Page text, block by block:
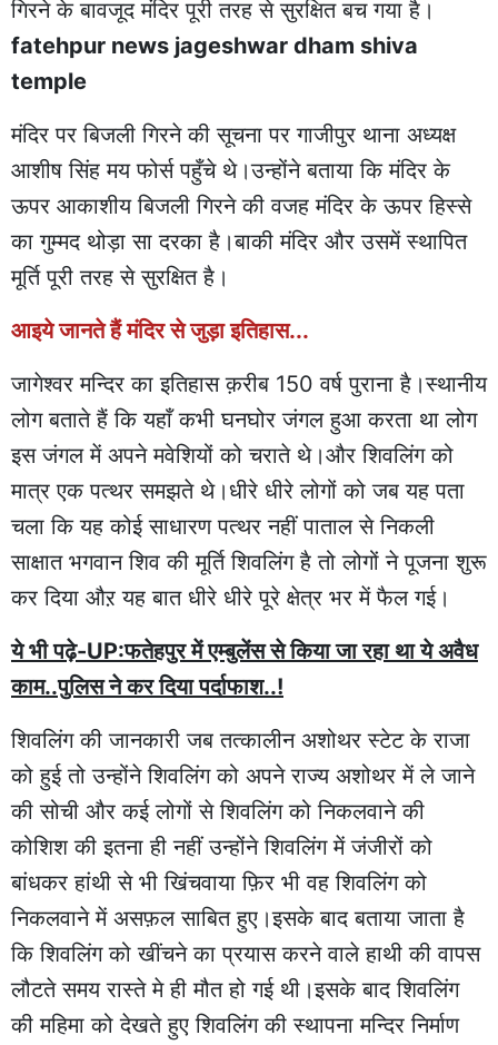
गिरने के बावजूद मंदिर पूरी तरह से सुरक्षित बच गया है।
fatehpur news jageshwar dham shiva
temple
मंदिर पर बिजली गिरने की सूचना पर गाजीपुर थाना अध्यक्ष
आशीष सिंह मय फोर्स पहुँचे थे।उन्होंने बताया कि मंदिर के
ऊपर आकाशीय बिजली गिरने की वजह मंदिर के ऊपर हिस्से
का गुम्मद थोड़ा सा दरका है।बाकी मंदिर और उसमें स्थापित
मूर्ति पूरी तरह से सुरक्षित है।
आइये जानते हैं मंदिर से जुड़ा इतिहास...
जागेश्वर मन्दिर का इतिहास क़रीब 150 वर्ष पुराना है।स्थानीय
लोग बताते हैं कि यहाँ कभी घनघोर जंगल हुआ करता था लोग
इस जंगल में अपने मवेशियों को चराते थे।और शिवलिंग को
मात्र एक पत्थर समझते थे।धीरे धीरे लोगों को जब यह पता
चला कि यह कोई साधारण पत्थर नहीं पाताल से निकली
साक्षात भगवान शिव की मूर्ति शिवलिंग है तो लोगों ने पूजना शुरू
कर दिया औऱ यह बात धीरे धीरे पूरे क्षेत्र भर में फैल गई।
ये भी पढ़े-UP:फतेहपुर में एम्बुलेंस से किया जा रहा था ये अवैध
काम..पुलिस ने कर दिया पर्दाफाश..!
शिवलिंग की जानकारी जब तत्कालीन अशोथर स्टेट के राजा
को हुई तो उन्होंने शिवलिंग को अपने राज्य अशोथर में ले जाने
की सोची और कई लोगों से शिवलिंग को निकलवाने की
कोशिश की इतना ही नहीं उन्होंने शिवलिंग में जंजीरों को
बांधकर हांथी से भी खिंचवाया फ़िर भी वह शिवलिंग को
निकलवाने में असफ़ल साबित हुए।इसके बाद बताया जाता है
कि शिवलिंग को खींचने का प्रयास करने वाले हाथी की वापस
लौटते समय रास्ते मे ही मौत हो गई थी।इसके बाद शिवलिंग
की महिमा को देखते हुए शिवलिंग की स्थापना मन्दिर निर्माण